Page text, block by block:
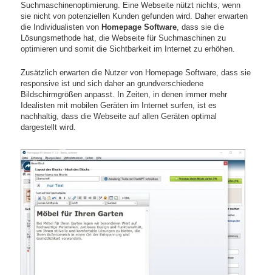
Suchmaschinenoptimierung. Eine Webseite nützt nichts, wenn
sie nicht von potenziellen Kunden gefunden wird. Daher erwarten
die Individualisten von Homepage Software, dass sie die
Lösungsmethode hat, die Webseite für Suchmaschinen zu
optimieren und somit die Sichtbarkeit im Internet zu erhöhen.
Zusätzlich erwarten die Nutzer von Homepage Software, dass sie
responsive ist und sich daher an grundverschiedene
Bildschirmgrößen anpasst. In Zeiten, in denen immer mehr
Idealisten mit mobilen Geräten im Internet surfen, ist es
nachhaltig, dass die Webseite auf allen Geräten optimal
dargestellt wird.